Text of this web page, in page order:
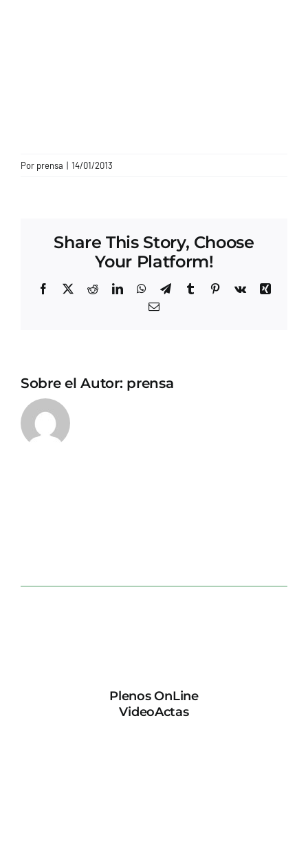
Por prensa | 14/01/2013
Share This Story, Choose
Your Platform!
Facebook
X RedditLinkedInWhatsApp
TelegramTumblrPinterest
Vk
Xing
Correo
Sobre el Autor: prensa
Plenos OnLine
VideoActas